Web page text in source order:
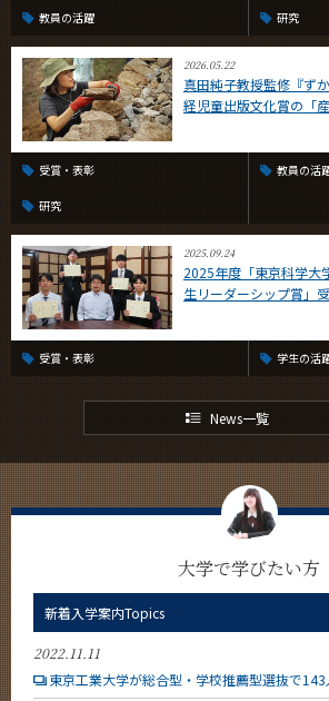
教員の活躍 研究
2026.05.22
真田純子教授監修『ず
経児童出版文化賞の「
受賞・表彰 教員の活
研究
2025.09.24
2025年度「東京科学大
生リーダーシップ賞」
受賞・表彰 学生の活
News一覧
大学で学びたい方
新着入学案内Topics
2022.11.11
東京工業大学が総合型・学校推薦型選抜で